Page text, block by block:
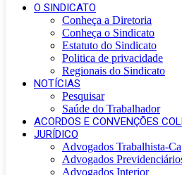
O SINDICATO
Conheça a Diretoria
Conheça o Sindicato
Estatuto do Sindicato
Politica de privacidade
Regionais do Sindicato
NOTÍCIAS
Pesquisar
Saúde do Trabalhador
ACORDOS E CONVENÇÕES
JURÍDICO
Advogados Trabalhista-
Advogados
Advogados Interior